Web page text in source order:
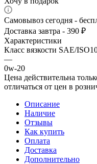
Самовывоз сегодня -
Доставка завтра - 390 ₽
Характеристики
Класс вязкости SAE/
—
0w-20
Цена действительна
отличаться от цен в
Описание
Наличие
Отзывы
Как купить
Оплата
Доставка
Дополнительно